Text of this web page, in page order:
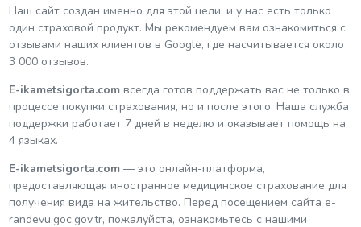
Наш сайт создан именно для этой цели, и у нас есть только
один страховой продукт. Мы рекомендуем вам ознакомиться с
отзывами наших клиентов в Google, где насчитывается около
3 000 отзывов.
E-ikametsigorta.comвсегда готов поддержать вас не только в
процессе покупки страхования, но и после этого. Наша служба
поддержки работает 7 дней в неделю и оказывает помощь на
4 языках.
E-ikametsigorta.com— это онлайн-платформа,
предоставляющая иностранное медицинское страхование для
получения вида на жительство. Перед посещением сайта e-
randevu.goc.gov.tr, пожалуйста, ознакомьтесь с нашими